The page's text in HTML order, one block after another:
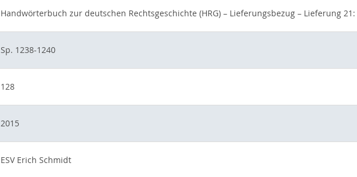
Handwörterbuch zur deutschen Rechtsgeschichte (HRG) – Lieferungsbezug – Lieferung
Sp. 1238-1240
128
2015
ESV Erich Schmidt